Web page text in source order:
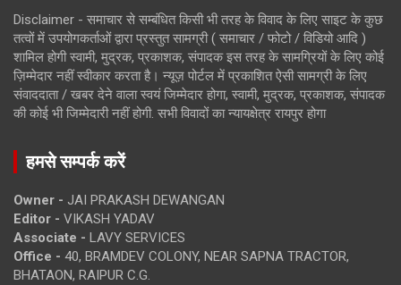
Disclaimer - समाचार से सम्बंधित किसी भी तरह के विवाद के लिए साइट के कुछ
तत्वों में उपयोगकर्ताओं द्वारा प्रस्तुत सामग्री ( समाचार / फोटो / विडियो आदि )
शामिल होगी स्वामी, मुद्रक, प्रकाशक, संपादक इस तरह के सामग्रियों के लिए कोई
ज़िम्मेदार नहीं स्वीकार करता है। न्यूज़ पोर्टल में प्रकाशित ऐसी सामग्री के लिए
संवाददाता / खबर देने वाला स्वयं जिम्मेदार होगा, स्वामी, मुद्रक, प्रकाशक, संपादक
की कोई भी जिम्मेदारी नहीं होगी. सभी विवादों का न्यायक्षेत्र रायपुर होगा
हमसे सम्पर्क करें
Owner - JAI PRAKASH DEWANGAN
Editor - VIKASH YADAV
Associate - LAVY SERVICES
Office - 40, BRAMDEV COLONY, NEAR SAPNA TRACTOR,
BHATAON, RAIPUR C.G.